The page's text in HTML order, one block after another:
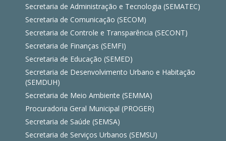
Secretaria de Administração e Tecnologia (SEMATEC)
Secretaria de Comunicação (SECOM)
Secretaria de Controle e Transparência (SECONT)
Secretaria de Finanças (SEMFI)
Secretaria de Educação (SEMED)
Secretaria de Desenvolvimento Urbano e Habitação
(SEMDUH)
Secretaria de Meio Ambiente (SEMMA)
Procuradoria Geral Municipal (PROGER)
Secretaria de Saúde (SEMSA)
Secretaria de Serviços Urbanos (SEMSU)